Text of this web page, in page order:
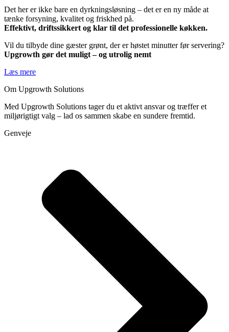
Det her er ikke bare en dyrkningsløsning – det er en ny måde at
tænke forsyning, kvalitet og friskhed på.
Effektivt, driftssikkert og klar til det professionelle køkken.
Vil du tilbyde dine gæster grønt, der er høstet minutter før servering?
Upgrowth gør det muligt – og utrolig nemt
Læs mere
Om Upgrowth Solutions
Med Upgrowth Solutions tager du et aktivt ansvar og træffer et
miljørigtigt valg – lad os sammen skabe en sundere fremtid.
Genveje